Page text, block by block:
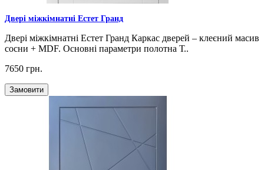
Двері міжкімнатні Естет Гранд
Двері міжкімнатні Естет Гранд Каркас дверей – клеєний масив
сосни + MDF. Основні параметри полотна Т..
7650 грн.
Замовити